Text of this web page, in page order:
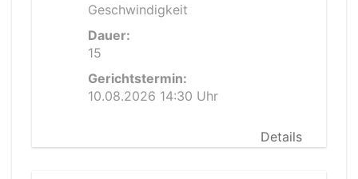
Geschwindigkeit
Dauer:
15
Gerichtstermin:
10.08.2026 14:30 Uhr
Details